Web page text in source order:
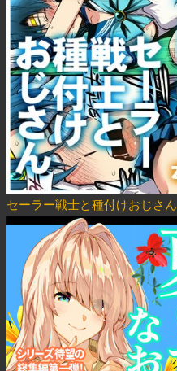
セーラー戦士と種付けおじさん